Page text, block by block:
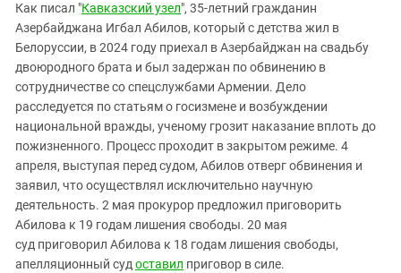
ЮФО
Как писал "Кавказский узел", 35-летний гражданин
Азербайджана Игбал Абилов, который с детства жил в
Белоруссии, в 2024 году приехал в Азербайджан на свадьбу
двоюродного брата и был задержан по обвинению в
сотрудничестве со спецслужбами Армении. Дело
расследуется по статьям о госизмене и возбуждении
национальной вражды, ученому грозит наказание вплоть до
пожизненного. Процесс проходит в закрытом режиме. 4
апреля, выступая перед судом, Абилов отверг обвинения и
заявил, что осуществлял исключительно научную
деятельность. 2 мая прокурор предложил приговорить
Абилова к 19 годам лишения свободы. 20 мая
суд приговорил Абилова к 18 годам лишения свободы,
апелляционный судоставил приговор в силе.